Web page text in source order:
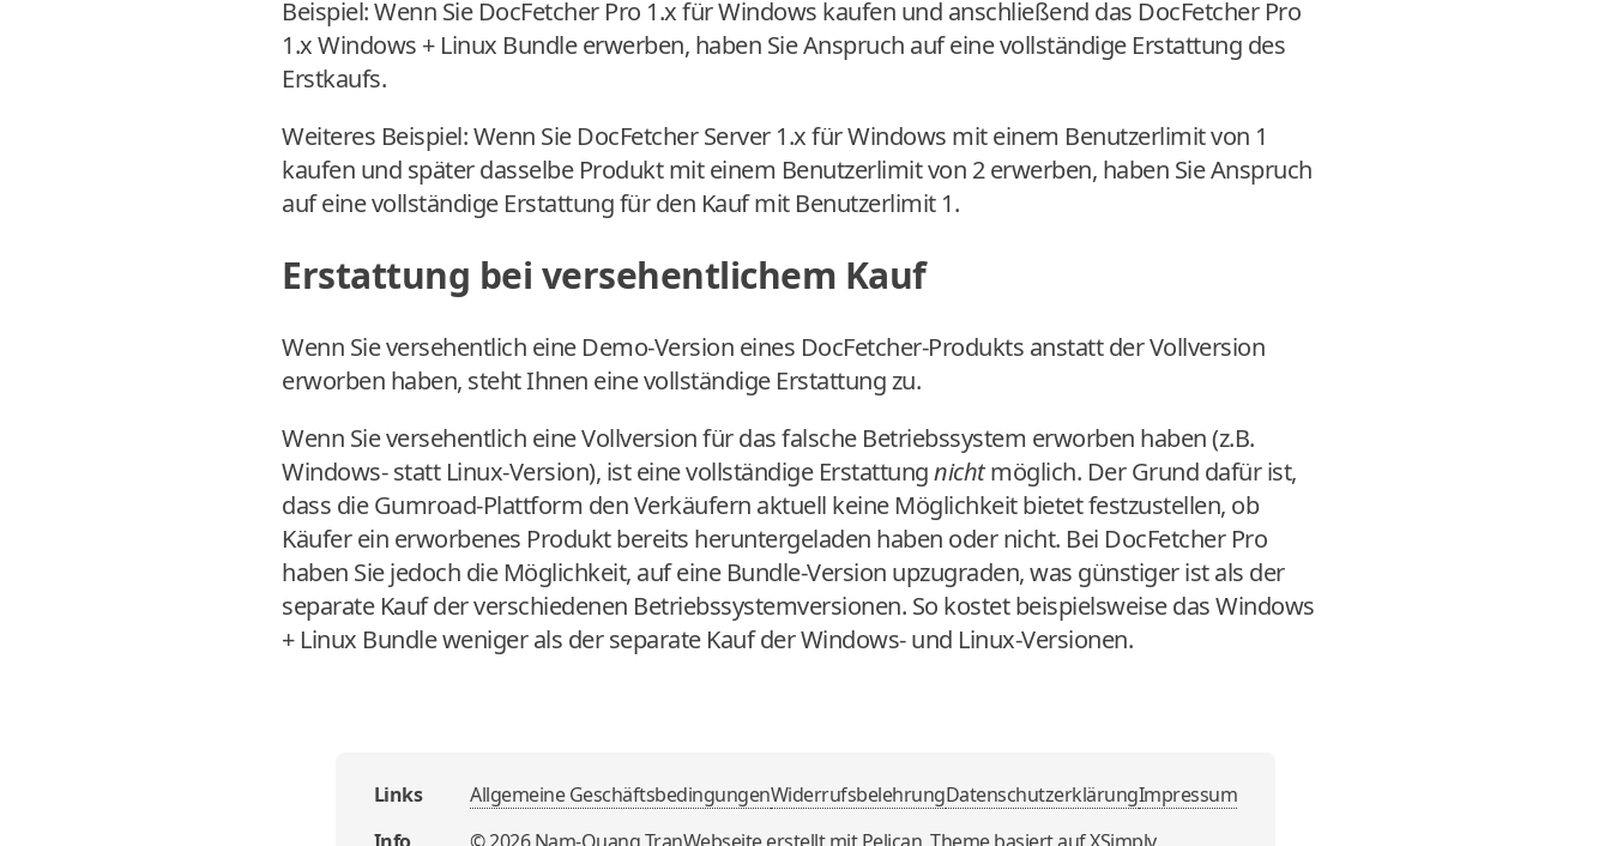
Beispiel: Wenn Sie DocFetcher Pro 1.x für Windows kaufen und anschließend das DocFetcher Pro
1.x Windows + Linux Bundle erwerben, haben Sie Anspruch auf eine vollständige Erstattung des
Erstkaufs.
Weiteres Beispiel: Wenn Sie DocFetcher Server 1.x für Windows mit einem Benutzerlimit von 1
kaufen und später dasselbe Produkt mit einem Benutzerlimit von 2 erwerben, haben Sie Anspruch
auf eine vollständige Erstattung für den Kauf mit Benutzerlimit 1.
Erstattung bei versehentlichem Kauf
Wenn Sie versehentlich eine Demo-Version eines DocFetcher-Produkts anstatt der Vollversion
erworben haben, steht Ihnen eine vollständige Erstattung zu.
Wenn Sie versehentlich eine Vollversion für das falsche Betriebssystem erworben haben (z.B.
Windows- statt Linux-Version), ist eine vollständige Erstattungnichtmöglich. Der Grund dafür ist,
dass die Gumroad-Plattform den Verkäufern aktuell keine Möglichkeit bietet festzustellen, ob
Käufer ein erworbenes Produkt bereits heruntergeladen haben oder nicht. Bei DocFetcher Pro
haben Sie jedoch die Möglichkeit, auf eine Bundle-Version upzugraden, was günstiger ist als der
separate Kauf der verschiedenen Betriebssystemversionen. So kostet beispielsweise das Windows
+ Linux Bundle weniger als der separate Kauf der Windows- und Linux-Versionen.
Links Allgemeine GeschäftsbedingungenWiderrufsbelehrungDatenschutzerklärungImpressum